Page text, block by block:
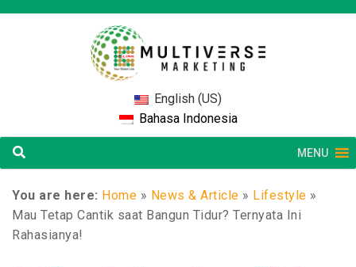
English (US)
Bahasa Indonesia
MENU
You are here: Home » News & Article » Lifestyle »
Mau Tetap Cantik saat Bangun Tidur? Ternyata Ini
Rahasianya!